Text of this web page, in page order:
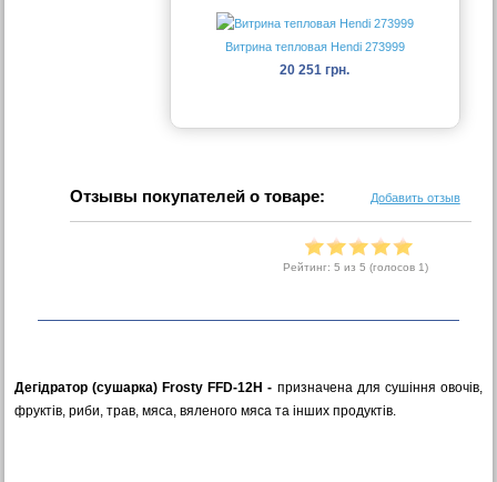
Витрина тепловая Hendi 273999
20 251 грн.
Отзывы покупателей о товаре: Добавить отзыв
Рейтинг: 5 из 5 (голосов 1)
Дегідратор (сушарка) Frosty FFD-12H - призначена для сушіння овочів,
фруктів, риби, трав, мяса, вяленого мяса та інших продуктів.